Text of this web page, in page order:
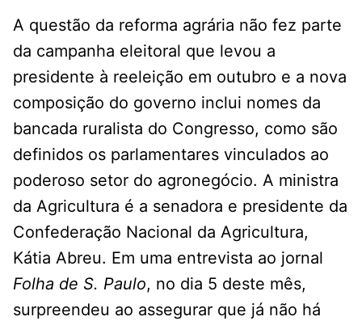
A questão da reforma agrária não fez parte
da campanha eleitoral que levou a
presidente à reeleição em outubro e a nova
composição do governo inclui nomes da
bancada ruralista do Congresso, como são
definidos os parlamentares vinculados ao
poderoso setor do agronegócio. A ministra
da Agricultura é a senadora e presidente da
Confederação Nacional da Agricultura,
Kátia Abreu. Em uma entrevista ao jornal
Folha de S. Paulo, no dia 5 deste mês,
surpreendeu ao assegurar que já não há